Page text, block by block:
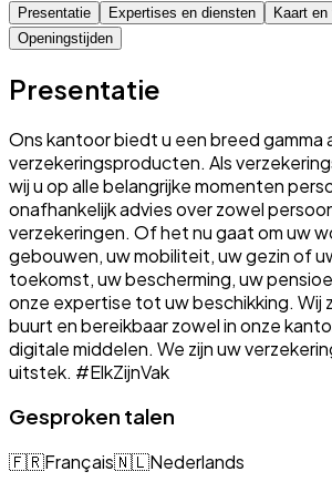
Presentatie Expertises en diensten
Kaart
Openingstijden
Presentatie
Ons kantoor biedt u een breed gamma
verzekeringsproducten. Als
wij u op alle belangrijke momenten
onafhankelijk advies over zowel
verzekeringen. Of het nu gaat om uw
gebouwen, uw mobiliteit, uw gezin of
toekomst, uw bescherming, uw
onze expertise tot uw beschikking. Wij
buurt en bereikbaar zowel in onze
digitale middelen. We zijn uw
uitstek. #ElkZijnVak
Gesproken talen
🇫🇷Français🇳🇱Nederlands